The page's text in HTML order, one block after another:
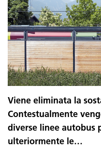
Viene eliminata la
Contestualmente
diverse linee autobus
ulteriormente le…